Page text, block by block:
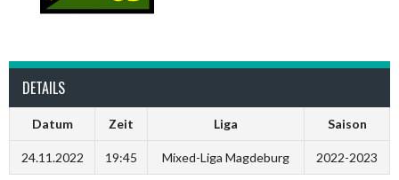
DETAILS
Datum Zeit Liga Saison
24.11.2022 19:45 Mixed-Liga Magdeburg 2022-2023